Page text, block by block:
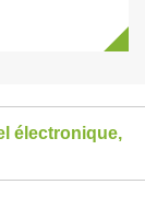
électronique,